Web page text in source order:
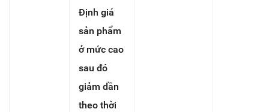
Định giá
sản phẩm
ở mức cao
sau đó
giảm dần
theo thời